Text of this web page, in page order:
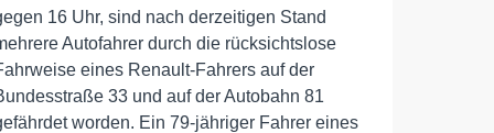
16 Uhr, sind nach derzeitigen Stand
Autofahrer durch die rücksichtslose
eines Renault-Fahrers auf der
33 und auf der Autobahn 81
worden. Ein 79-jähriger Fahrer eines